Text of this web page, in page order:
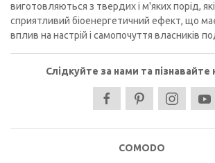
виготовляються з твердих і м'яких порід,
сприятливий біоенергетичний ефект, що
вплив на настрій і самопочуття власників
Слідкуйте за нами та пізнавайте
COMODO